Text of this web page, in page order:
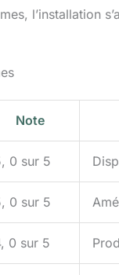
l’installation
Note
0 sur 5
0 sur 5
0 sur 5